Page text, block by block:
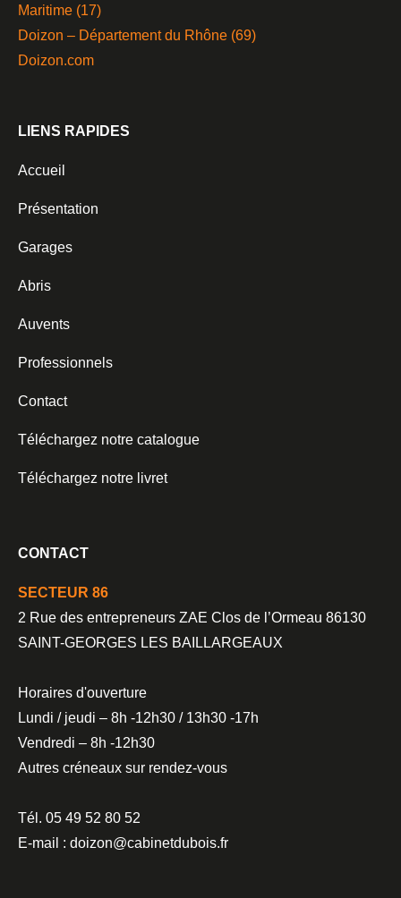
Maritime (17)
Doizon – Département du Rhône (69)
Doizon.com
LIENS RAPIDES
Accueil
Présentation
Garages
Abris
Auvents
Professionnels
Contact
Téléchargez notre catalogue
Téléchargez notre livret
CONTACT
SECTEUR 86
2 Rue des entrepreneurs ZAE Clos de l’Ormeau 86130
SAINT-GEORGES LES BAILLARGEAUX
Horaires d'ouverture
Lundi / jeudi – 8h -12h30 / 13h30 -17h
Vendredi – 8h -12h30
Autres créneaux sur rendez-vous
Tél. 05 49 52 80 52
E-mail : doizon@cabinetdubois.fr